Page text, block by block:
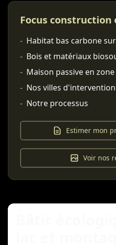
Focus construction
- Habitat bas carbone
- Bois et matériaux
- Maison passive en zone
- Nos villes d'intervention
- Notre processus
Estimer mon
Voir nos